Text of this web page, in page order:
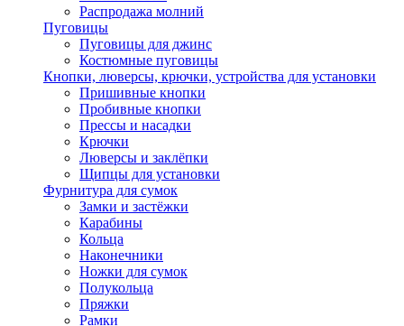
Распродажа молний
Пуговицы
Пуговицы для джинс
Костюмные пуговицы
Кнопки, люверсы, крючки, устройства для установки
Пришивные кнопки
Пробивные кнопки
Прессы и насадки
Крючки
Люверсы и заклёпки
Щипцы для установки
Фурнитура для сумок
Замки и застёжки
Карабины
Кольца
Наконечники
Ножки для сумок
Полукольца
Пряжки
Рамки